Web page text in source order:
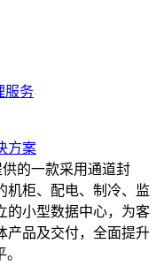
服务
方案
的一款采用通道封
机柜、配电、制冷、监
的小型数据中心，为客
产品及交付，全面提升